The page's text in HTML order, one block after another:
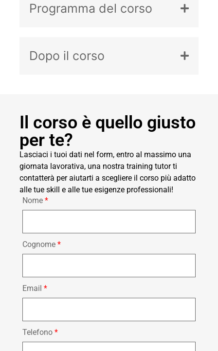
Programma del corso
Dopo il corso
Il corso è quello giusto
per te?
Lasciaci i tuoi dati nel form, entro al massimo una
giornata lavorativa, una nostra training tutor ti
contatterà per aiutarti a scegliere il corso più adatto
alle tue skill e alle tue esigenze professionali!
Nome *
Cognome *
Email *
Telefono *